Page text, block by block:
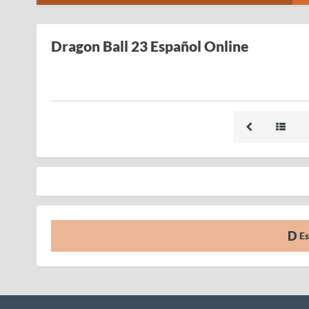
Dragon Ball 23 Español Online